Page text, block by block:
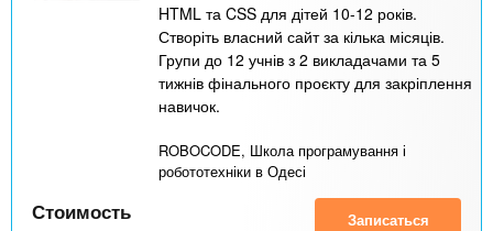
HTML та CSS для дітей 10-12 років.
Створіть власний сайт за кілька місяців.
Групи до 12 учнів з 2 викладачами та 5
тижнів фінального проєкту для закріплення
навичок.
ROBOCODE, Школа програмування і
робототехніки в Одесі
Стоимость Записаться